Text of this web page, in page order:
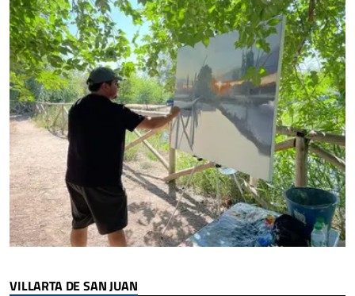
VILLARTA DE SAN JUAN